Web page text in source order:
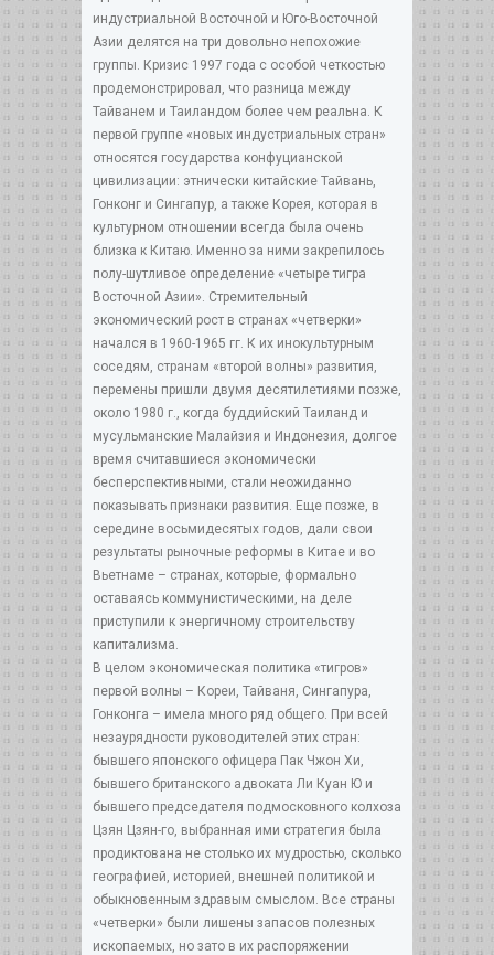
индустриальной Восточной и Юго-Восточной
Азии делятся на три довольно непохожие
группы. Кризис 1997 года с особой четкостью
продемонстрировал, что разница между
Тайванем и Таиландом более чем реальна. К
первой группе «новых индустриальных стран»
относятся государства конфуцианской
цивилизации: этнически китайские Тайвань,
Гонконг и Сингапур, а также Корея, которая в
культурном отношении всегда была очень
близка к Китаю. Именно за ними закрепилось
полу-шутливое определение «четыре тигра
Восточной Азии». Стремительный
экономический рост в странах «четверки»
начался в 1960-1965 гг. К их инокультурным
соседям, странам «второй волны» развития,
перемены пришли двумя десятилетиями позже,
около 1980 г., когда буддийский Таиланд и
мусульманские Малайзия и Индонезия, долгое
время считавшиеся экономически
бесперспективными, стали неожиданно
показывать признаки развития. Еще позже, в
середине восьмидесятых годов, дали свои
результаты рыночные реформы в Китае и во
Вьетнаме – странах, которые, формально
оставаясь коммунистическими, на деле
приступили к энергичному строительству
капитализма.
В целом экономическая политика «тигров»
первой волны – Кореи, Тайваня, Сингапура,
Гонконга – имела много ряд общего. При всей
незаурядности руководителей этих стран:
бывшего японского офицера Пак Чжон Хи,
бывшего британского адвоката Ли Куан Ю и
бывшего председателя подмосковного колхоза
Цзян Цзян-го, выбранная ими стратегия была
продиктована не столько их мудростью, сколько
географией, историей, внешней политикой и
обыкновенным здравым смыслом. Все страны
«четверки» были лишены запасов полезных
ископаемых, но зато в их распоряжении